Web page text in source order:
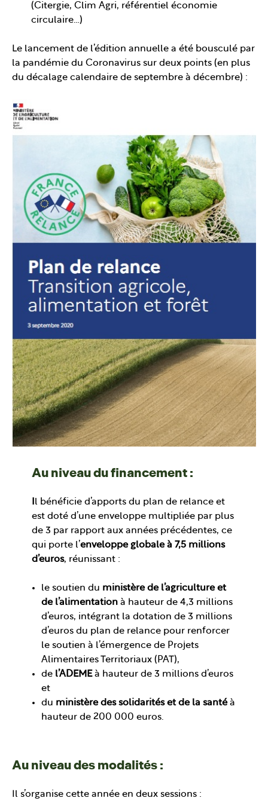
(Citergie, Clim Agri, référentiel économie
circulaire…)
Le lancement de l’édition annuelle a été bousculé par
la pandémie du Coronavirus sur deux points (en plus
du décalage calendaire de septembre à décembre) :
Au niveau du financement :
l bénéficie d’apports du plan de relance et
est doté d’une enveloppe multipliée par plus
de 3 par rapport aux années précédentes, ce
qui porte l’enveloppe globale à 7,5 millions
d’euros, réunissant :
le soutien du ministère de l’agriculture et
de l’alimentation à hauteur de 4,3 millions
d’euros, intégrant la dotation de 3 millions
d’euros du plan de relance pour renforcer
le soutien à l’émergence de Projets
Alimentaires Territoriaux (PAT),
de l’ADEMEà hauteur de 3 millions d’euros
et
du ministère des solidarités et de la santéà
hauteur de 200 000 euros.
Au niveau des modalités :
Il s’organise cette année en deux sessions :